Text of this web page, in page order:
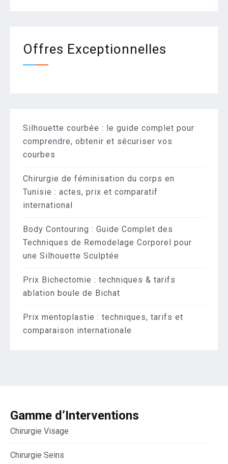
Offres Exceptionnelles
Silhouette courbée : le guide complet pour
comprendre, obtenir et sécuriser vos
courbes
Chirurgie de féminisation du corps en
Tunisie : actes, prix et comparatif
international
Body Contouring : Guide Complet des
Techniques de Remodelage Corporel pour
une Silhouette Sculptée
Prix Bichectomie : techniques & tarifs
ablation boule de Bichat
Prix mentoplastie : techniques, tarifs et
comparaison internationale
Gamme d’Interventions
Chirurgie Visage
Chirurgie Seins